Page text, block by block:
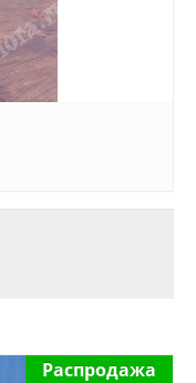
Распродажа